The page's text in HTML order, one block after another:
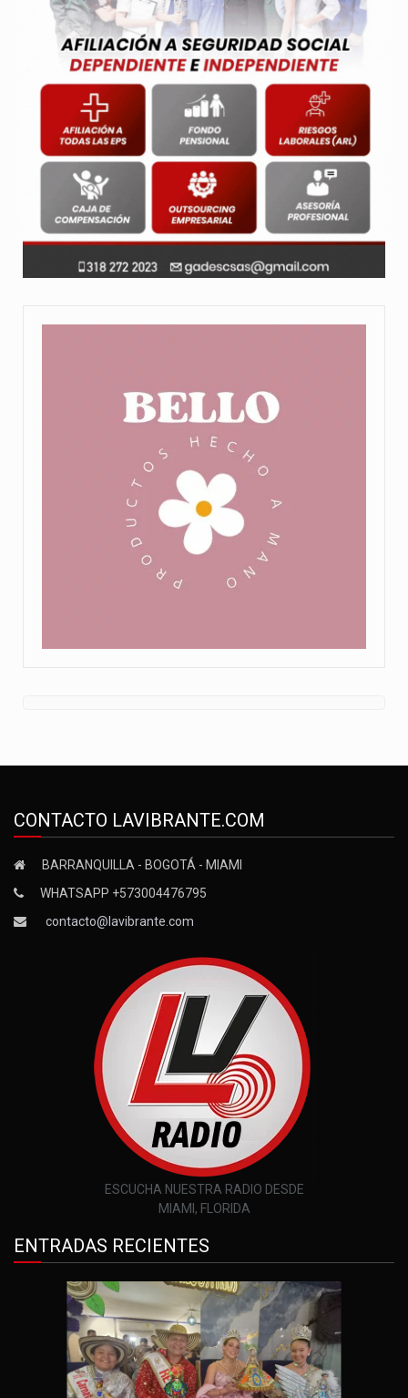
CONTACTO LAVIBRANTE.COM
BARRANQUILLA - BOGOTÁ - MIAMI
WHATSAPP +573004476795
contacto@lavibrante.com
ESCUCHA NUESTRA RADIO DESDE
MIAMI, FLORIDA
ENTRADAS RECIENTES